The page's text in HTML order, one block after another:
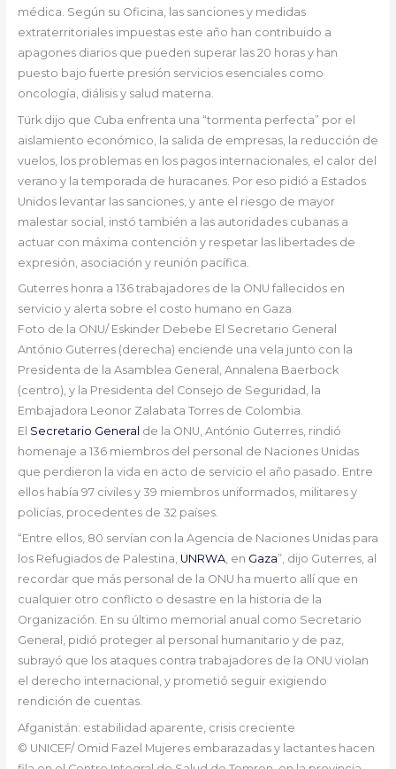
médica. Según su Oficina, las sanciones y medidas
extraterritoriales impuestas este año han contribuido a
apagones diarios que pueden superar las 20 horas y han
puesto bajo fuerte presión servicios esenciales como
oncología, diálisis y salud materna.
Türk dijo que Cuba enfrenta una “tormenta perfecta” por el
aislamiento económico, la salida de empresas, la reducción de
vuelos, los problemas en los pagos internacionales, el calor del
verano y la temporada de huracanes. Por eso pidió a Estados
Unidos levantar las sanciones, y ante el riesgo de mayor
malestar social, instó también a las autoridades cubanas a
actuar con máxima contención y respetar las libertades de
expresión, asociación y reunión pacífica.
Guterres honra a 136 trabajadores de la ONU fallecidos en
servicio y alerta sobre el costo humano en Gaza
Foto de la ONU/ Eskinder Debebe El Secretario General
António Guterres (derecha) enciende una vela junto con la
Presidenta de la Asamblea General, Annalena Baerbock
(centro), y la Presidenta del Consejo de Seguridad, la
Embajadora Leonor Zalabata Torres de Colombia.
El Secretario General de la ONU, António Guterres, rindió
homenaje a 136 miembros del personal de Naciones Unidas
que perdieron la vida en acto de servicio el año pasado. Entre
ellos había 97 civiles y 39 miembros uniformados, militares y
policías, procedentes de 32 países.
“Entre ellos, 80 servían con la Agencia de Naciones Unidas para
los Refugiados de Palestina, UNRWA, en Gaza”, dijo Guterres, al
recordar que más personal de la ONU ha muerto allí que en
cualquier otro conflicto o desastre en la historia de la
Organización. En su último memorial anual como Secretario
General, pidió proteger al personal humanitario y de paz,
subrayó que los ataques contra trabajadores de la ONU violan
el derecho internacional, y prometió seguir exigiendo
rendición de cuentas.
Afganistán: estabilidad aparente, crisis creciente
© UNICEF/ Omid Fazel Mujeres embarazadas y lactantes hacen